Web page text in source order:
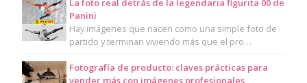
La foto real detrás de la legendaria figurita 00 de
Panini
Hay imágenes que nacen como una simple foto de
partido y terminan viviendo más que el pro…
Fotografía de producto: claves prácticas para
vender más con imágenes profesionales